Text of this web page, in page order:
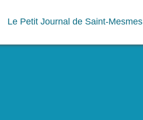
Le Petit Journal de Saint-Mesmes